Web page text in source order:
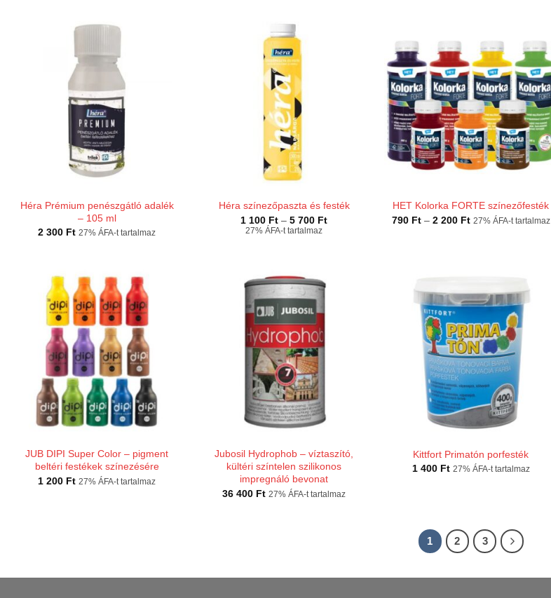
Héra Prémium penészgátló adalék
– 105 ml
2 300 Ft 27% ÁFA-t tartalmaz
Héra színezőpaszta és festék
1 100 Ft – 5 700 FtÁrtartomány:
27% ÁFA-t tartalmaz
HET Kolorka FORTE színezőfesték
790 Ft – 2 200 FtÁrtartomány:
27% ÁFA-t tartalmaz
JUB DIPI Super Color – pigment
beltéri festékek színezésére
1 200 Ft 27% ÁFA-t tartalmaz
Jubosil Hydrophob – víztaszító,
kültéri színtelen szilikonos
impregnáló bevonat
36 400 Ft 27% ÁFA-t tartalmaz
Kittfort Primatón porfesték
1 400 Ft 27% ÁFA-t tartalmaz
1 2 3